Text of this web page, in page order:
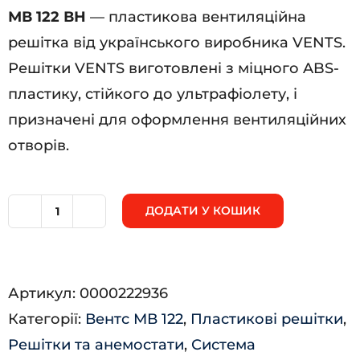
МВ 122 ВН — пластикова вентиляційна
решітка від українського виробника VENTS.
Решітки VENTS виготовлені з міцного ABS-
пластику, стійкого до ультрафіолету, і
призначені для оформлення вентиляційних
отворів.
кількість
ДОДАТИ У КОШИК
Артикул: 0000222936
Категорії: Вентс МВ 122, Пластикові решітки,
Решітки та анемостати, Система